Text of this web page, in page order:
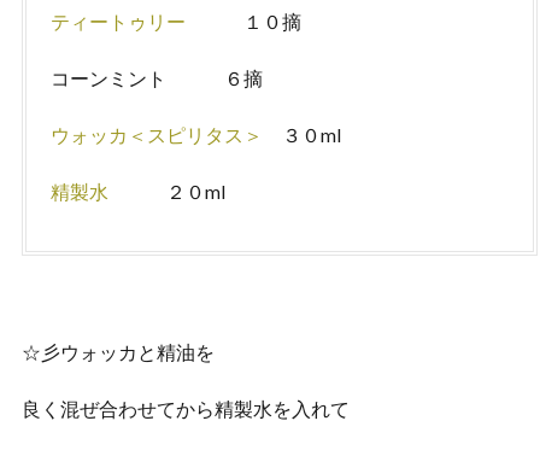
ティートゥリー １０摘
コーンミント ６摘
ウォッカ＜スピリタス＞ ３０ml
精製水 ２０ml
☆彡ウォッカと精油を
良く混ぜ合わせてから精製水を入れて